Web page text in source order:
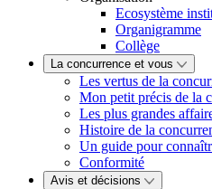
Ecosystème
Organigramme
Collège
La concurrence et vous
Les vertus de la
Mon petit précis de la
Les plus grandes
Histoire de la
Un guide pour
Conformité
Avis et décisions